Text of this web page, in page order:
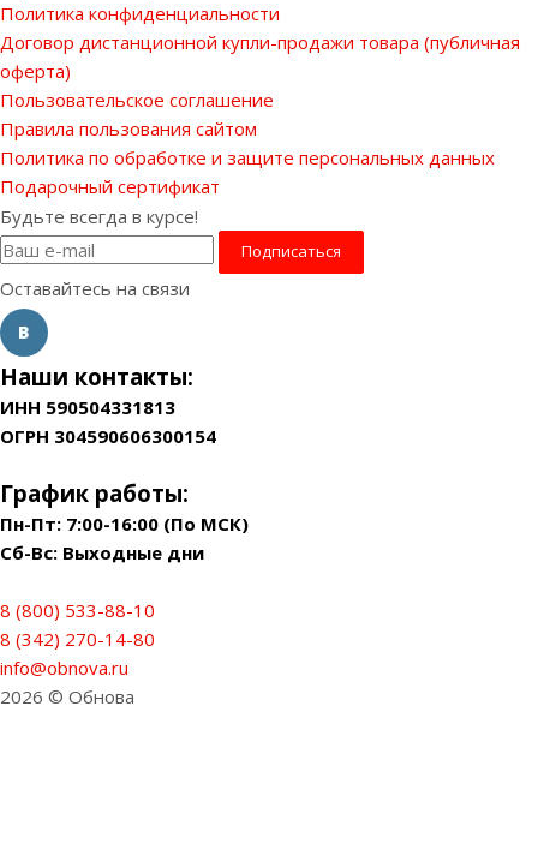
Политика конфиденциальности
Договор дистанционной купли-продажи товара (публичная
оферта)
Пользовательское соглашение
Правила пользования сайтом
Политика по обработке и защите персональных данных
Подарочный сертификат
Будьте всегда в курсе!
Оставайтесь на связи
Наши контакты:
ИНН 590504331813
ОГРН 304590606300154
График работы:
Пн-Пт: 7:00-16:00 (По МСК)
Сб-Вс: Выходные дни
8 (800) 533-88-10
8 (342) 270-14-80
info@obnova.ru
2026 © Обнова